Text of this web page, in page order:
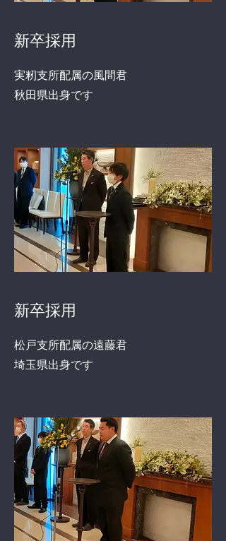
新卒採用
実籾支所配属の風間君
​秋田県出身です
新卒採用
松戸支所配属の遠藤君
​埼玉県出身です